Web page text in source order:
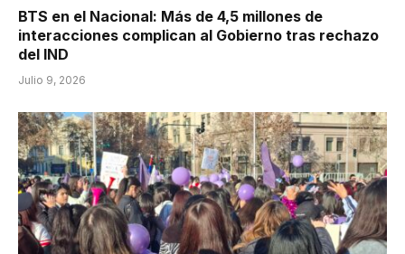
BTS en el Nacional: Más de 4,5 millones de
interacciones complican al Gobierno tras rechazo
del IND
Julio 9, 2026